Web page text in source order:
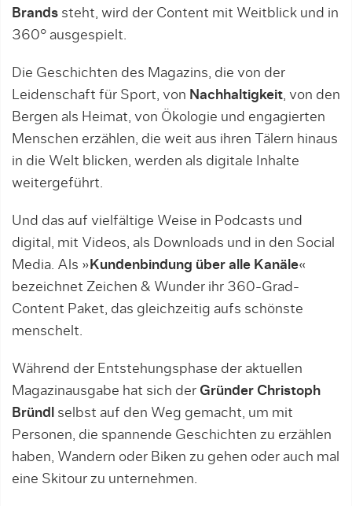
Brands steht, wird der Content mit Weitblick und in
360° ausgespielt.
Die Geschichten des Magazins, die von der
Leidenschaft für Sport, von Nachhaltigkeit, von den
Bergen als Heimat, von Ökologie und engagierten
Menschen erzählen, die weit aus ihren Tälern hinaus
in die Welt blicken, werden als digitale Inhalte
weitergeführt.
Und das auf vielfältige Weise in Podcasts und
digital, mit Videos, als Downloads und in den Social
Media. Als » Kundenbindung über alle Kanäle«
bezeichnet Zeichen & Wunder ihr 360-Grad-
Content Paket, das gleichzeitig aufs schönste
menschelt.
Während der Entstehungsphase der aktuellen
Magazinausgabe hat sich der Gründer Christoph
Bründl
selbst auf den Weg gemacht, um mit
Personen, die spannende Geschichten zu erzählen
haben, Wandern oder Biken zu gehen oder auch mal
eine Skitour zu unternehmen.